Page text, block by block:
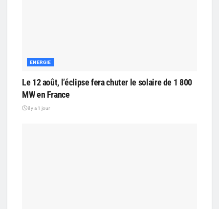
ENERGIE
Le 12 août, l’éclipse fera chuter le solaire de 1 800
MW en France
il y a 1 jour